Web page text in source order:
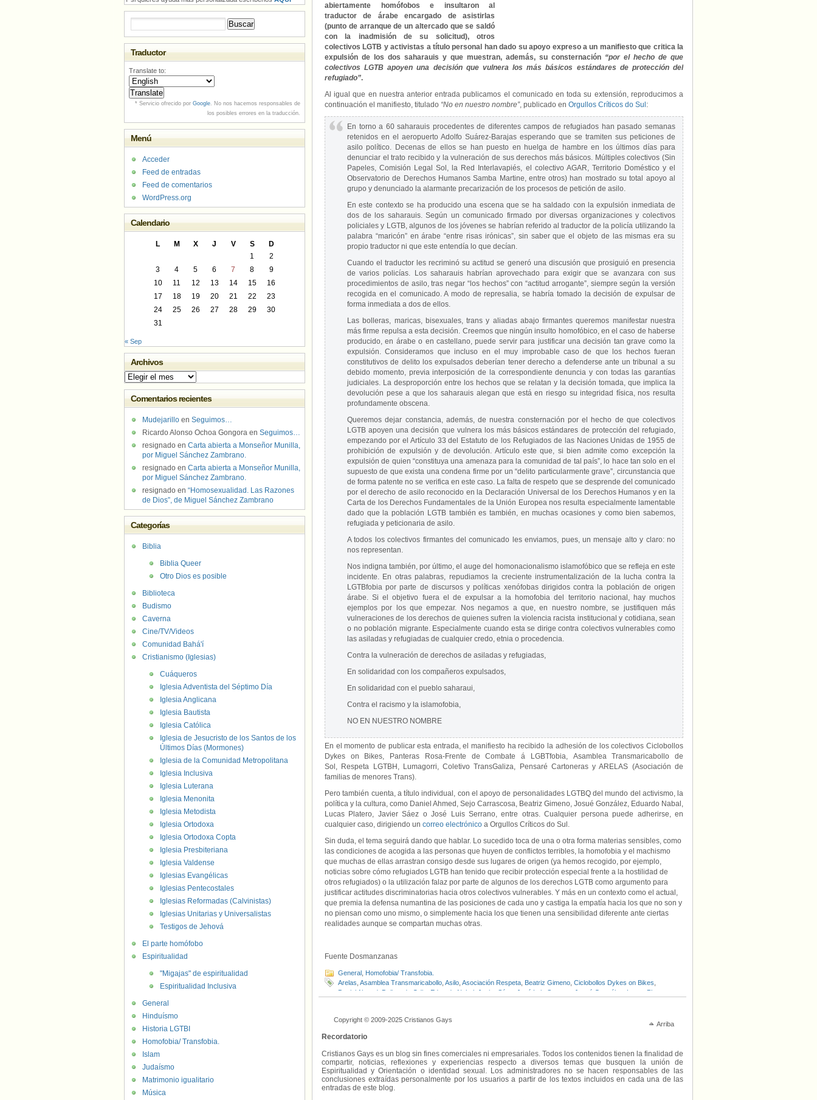
abiertamente homófobos e insultaron al
traductor de árabe encargado de asistirlas
(punto de arranque de un altercado que se saldó
con la inadmisión de su solicitud), otros
colectivos LGTB y activistas a título personal han dado su apoyo expreso a un manifiesto que critica la
expulsión de los dos saharauis y que muestran, además, su consternación “por el hecho de que
colectivos LGTB apoyen una decisión que vulnera los más básicos estándares de protección del
refugiado”.
Al igual que en nuestra anterior entrada publicamos el comunicado en toda su extensión, reproducimos a
continuación el manifiesto, titulado “No en nuestro nombre”, publicado en Orgullos Críticos do Sul :
En torno a 60 saharauis procedentes de diferentes campos de refugiados han pasado semanas
retenidos en el aeropuerto Adolfo Suárez-Barajas esperando que se tramiten sus peticiones de
asilo político. Decenas de ellos se han puesto en huelga de hambre en los últimos días para
denunciar el trato recibido y la vulneración de sus derechos más básicos. Múltiples colectivos (Sin
Papeles, Comisión Legal Sol, la Red Interlavapiés, el colectivo AGAR, Territorio Doméstico y el
Observatorio de Derechos Humanos Samba Martine, entre otros) han mostrado su total apoyo al
grupo y denunciado la alarmante precarización de los procesos de petición de asilo.
En este contexto se ha producido una escena que se ha saldado con la expulsión inmediata de
dos de los saharauis. Según un comunicado firmado por diversas organizaciones y colectivos
policiales y LGTB, algunos de los jóvenes se habrían referido al traductor de la policía utilizando la
palabra “maricón” en árabe “entre risas irónicas”, sin saber que el objeto de las mismas era su
propio traductor ni que este entendía lo que decían.
Cuando el traductor les recriminó su actitud se generó una discusión que prosiguió en presencia
de varios policías. Los saharauis habrían aprovechado para exigir que se avanzara con sus
procedimientos de asilo, tras negar “los hechos” con “actitud arrogante”, siempre según la versión
recogida en el comunicado. A modo de represalia, se habría tomado la decisión de expulsar de
forma inmediata a dos de ellos.
Las bolleras, maricas, bisexuales, trans y aliadas abajo firmantes queremos manifestar nuestra
más firme repulsa a esta decisión. Creemos que ningún insulto homofóbico, en el caso de haberse
producido, en árabe o en castellano, puede servir para justificar una decisión tan grave como la
expulsión. Consideramos que incluso en el muy improbable caso de que los hechos fueran
constitutivos de delito los expulsados deberían tener derecho a defenderse ante un tribunal a su
debido momento, previa interposición de la correspondiente denuncia y con todas las garantías
judiciales. La desproporción entre los hechos que se relatan y la decisión tomada, que implica la
devolución pese a que los saharauis alegan que está en riesgo su integridad física, nos resulta
profundamente obscena.
Queremos dejar constancia, además, de nuestra consternación por el hecho de que colectivos
LGTB apoyen una decisión que vulnera los más básicos estándares de protección del refugiado,
empezando por el Artículo 33 del Estatuto de los Refugiados de las Naciones Unidas de 1955 de
prohibición de expulsión y de devolución. Artículo este que, si bien admite como excepción la
expulsión de quien “constituya una amenaza para la comunidad de tal país”, lo hace tan solo en el
supuesto de que exista una condena firme por un “delito particularmente grave”, circunstancia que
de forma patente no se verifica en este caso. La falta de respeto que se desprende del comunicado
por el derecho de asilo reconocido en la Declaración Universal de los Derechos Humanos y en la
Carta de los Derechos Fundamentales de la Unión Europea nos resulta especialmente lamentable
dado que la población LGTB también es también, en muchas ocasiones y como bien sabemos,
refugiada y peticionaria de asilo.
A todos los colectivos firmantes del comunicado les enviamos, pues, un mensaje alto y claro: no
nos representan.
Nos indigna también, por último, el auge del homonacionalismo islamofóbico que se refleja en este
incidente. En otras palabras, repudiamos la creciente instrumentalización de la lucha contra la
LGTBfobia por parte de discursos y políticas xenófobas dirigidos contra la población de origen
árabe. Si el objetivo fuera el de expulsar a la homofobia del territorio nacional, hay muchos
ejemplos por los que empezar. Nos negamos a que, en nuestro nombre, se justifiquen más
vulneraciones de los derechos de quienes sufren la violencia racista institucional y cotidiana, sean
o no población migrante. Especialmente cuando esta se dirige contra colectivos vulnerables como
las asiladas y refugiadas de cualquier credo, etnia o procedencia.
Contra la vulneración de derechos de asiladas y refugiadas,
En solidaridad con los compañeros expulsados,
En solidaridad con el pueblo saharaui,
Contra el racismo y la islamofobia,
NO EN NUESTRO NOMBRE
En el momento de publicar esta entrada, el manifiesto ha recibido la adhesión de los colectivos Ciclobollos
Dykes on Bikes, Panteras Rosa-Frente de Combate á LGBTfobia, Asamblea Transmaricabollo de
Sol, Respeta LGTBH, Lumagorri, Coletivo TransGaliza, Pensaré Cartoneras y ARELAS (Asociación de
familias de menores Trans).
Pero también cuenta, a título individual, con el apoyo de personalidades LGTBQ del mundo del activismo, la
política y la cultura, como Daniel Ahmed, Sejo Carrascosa, Beatriz Gimeno, Josué González, Eduardo Nabal,
Lucas Platero, Javier Sáez o José Luis Serrano, entre otras. Cualquier persona puede adherirse, en
cualquier caso, dirigiendo un correo electrónico a Orgullos Críticos do Sul .
Sin duda, el tema seguirá dando que hablar. Lo sucedido toca de una o otra forma materias sensibles, como
las condiciones de acogida a las personas que huyen de conflictos terribles, la homofobia y el machismo
que muchas de ellas arrastran consigo desde sus lugares de origen (ya hemos recogido, por ejemplo,
noticias sobre cómo refugiados LGTB han tenido que recibir protección especial frente a la hostilidad de
otros refugiados) o la utilización falaz por parte de algunos de los derechos LGTB como argumento para
justificar actitudes discriminatorias hacia otros colectivos vulnerables. Y más en un contexto como el actual,
que premia la defensa numantina de las posiciones de cada uno y castiga la empatía hacia los que no son y
no piensan como uno mismo, o simplemente hacia los que tienen una sensibilidad diferente ante ciertas
realidades aunque se compartan muchas otras.
Fuente Dosmanzanas
General Homofobia/ Transfobia.
Arelas Asamblea Transmaricabollo Asilo Asociación Respeta Beatriz Gimeno Ciclobollos Dykes on Bikes
Daniel Ahmed Delitos de Odio Eduardo Nabal Javier Sáez José Luis Serrano Josué González Lucas Platero
Arriba
Copyright © 2009-2025 Cristianos Gays
Recordatorio
Cristianos Gays es un blog sin fines comerciales ni empresariales. Todos los contenidos tienen la finalidad de
compartir, noticias, reflexiones y experiencias respecto a diversos temas que busquen la unión de
Espiritualidad y Orientación o identidad sexual. Los administradores no se hacen responsables de las
conclusiones extraídas personalmente por los usuarios a partir de los textos incluidos en cada una de las
entradas de este blog.
Traductor
Translate to:
* Servicio ofrecido por Google. No nos hacemos responsables de
los posibles errores en la traducción.
Menú
Acceder
Feed de entradas
Feed de comentarios
WordPress.org
Calendario
L M X J V S
D
1
2
3
4 5 6 7 8
9
10
11 12 13 14 15
16
17
18 19 20 21 22
23
24
25 26 27 28 29
30
31
« Sep
Archivos
Archivos
Comentarios recientes
Mudejarillo en Seguimos…
Ricardo Alonso Ochoa Gongora en Seguimos…
resignado en Carta abierta a Monseñor Munilla,
por Miguel Sánchez Zambrano.
resignado en Carta abierta a Monseñor Munilla,
por Miguel Sánchez Zambrano.
resignado en “Homosexualidad. Las Razones
de Dios”, de Miguel Sánchez Zambrano
Categorías
Biblia
Biblia Queer
Otro Dios es posible
Biblioteca
Budismo
Caverna
Cine/TV/Videos
Comunidad Bahá'í
Cristianismo (Iglesias)
Cuáqueros
Iglesia Adventista del Séptimo Día
Iglesia Anglicana
Iglesia Bautista
Iglesia Católica
Iglesia de Jesucristo de los Santos de los
Últimos Días (Mormones)
Iglesia de la Comunidad Metropolitana
Iglesia Inclusiva
Iglesia Luterana
Iglesia Menonita
Iglesia Metodista
Iglesia Ortodoxa
Iglesia Ortodoxa Copta
Iglesia Presbiteriana
Iglesia Valdense
Iglesias Evangélicas
Iglesias Pentecostales
Iglesias Reformadas (Calvinistas)
Iglesias Unitarias y Universalistas
Testigos de Jehová
El parte homófobo
Espiritualidad
"Migajas" de espiritualidad
Espiritualidad Inclusiva
General
Hinduísmo
Historia LGTBI
Homofobia/ Transfobia.
Islam
Judaísmo
Matrimonio igualitario
Música